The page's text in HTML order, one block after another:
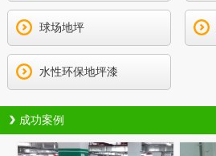
球场地坪
水性环保地坪漆
成功案例